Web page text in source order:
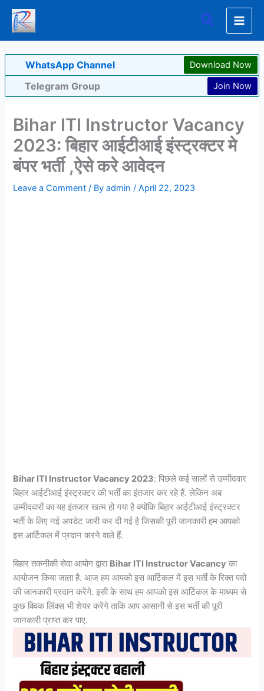
Skip
content
Search
WhatsApp Channel Download Now
Telegram Group Join Now
Bihar ITI Instructor Vacancy
2023: बिहार आईटीआई इंस्ट्रक्टर मे
बंपर भर्ती ,ऐसे करे आवेदन
Leave a Comment / Byadmin/April 22, 2023
Bihar ITI Instructor Vacancy 2023: पिछले कई सालों से उम्मीदवार
बिहार आईटीआई इंस्ट्रक्टर की भर्ती का इंतजार कर रहे हैं. लेकिन अब
उम्मीदवारों का यह इंतजार खत्म हो गया है क्योंकि बिहार आईटीआई इंस्ट्रक्टर
भर्ती के लिए नई अपडेट जारी कर दी गई है जिसकी पूरी जानकारी हम आपको
इस आर्टिकल में प्रदान करने वाले हैं.
बिहार तकनीकी सेवा आयोग द्वारा Bihar ITI Instructor Vacancy का
आयोजन किया जाता है. आज हम आपको इस आर्टिकल में इस भर्ती के रिक्त पदों
की जानकारी प्रदान करेंगे. इसी के साथ हम आपको इस आर्टिकल के माध्यम से
कुछ क्विक लिंक्स भी शेयर करेंगे ताकि आप आसानी से इस भर्ती की पूरी
जानकारी प्राप्त कर पाए.